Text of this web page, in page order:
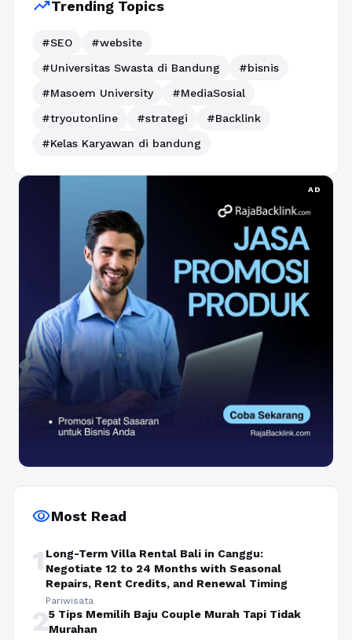
trending_upTrending Topics
#SEO
#website
#Universitas Swasta di Bandung
#bisnis
#Masoem University
#MediaSosial
#tryoutonline
#strategi
#Backlink
#Kelas Karyawan di bandung
AD
visibilityMost Read
1 Long-Term Villa Rental Bali in Canggu:
Negotiate 12 to 24 Months with Seasonal
Repairs, Rent Credits, and Renewal Timing
Pariwisata
25 Tips Memilih Baju Couple Murah Tapi Tidak
Murahan